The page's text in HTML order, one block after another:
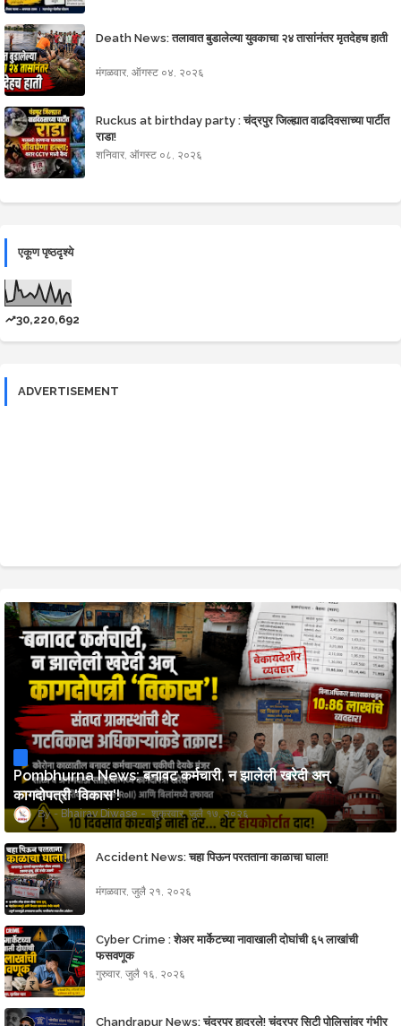
Death News: तलावात बुडालेल्या युवकाचा २४ तासांनंतर मृतदेहच हाती
मंगळवार, ऑगस्ट ०४, २०२६
Ruckus at birthday party : चंद्रपुर जिल्ह्यात‌ वाढदिवसाच्या पार्टीत
राडा!
शनिवार, ऑगस्ट ०८, २०२६
एकूण पृष्ठदृश्ये
30,220,692
ADVERTISEMENT
Pombhurna News: बनावट कर्मचारी, न झालेली खरेदी अन्
कागदोपत्री 'विकास'!
Bhairav Diwase शुक्रवार, जुलै १७, २०२६
Accident News: चहा पिऊन परतताना काळाचा घाला!
मंगळवार, जुलै २१, २०२६
Cyber Crime : शेअर मार्केटच्या नावाखाली दोघांची ६५ लाखांची
फसवणूक
गुरुवार, जुलै १६, २०२६
Chandrapur News: चंद्रपूर हादरले! चंद्रपूर सिटी पोलिसांवर गंभीर